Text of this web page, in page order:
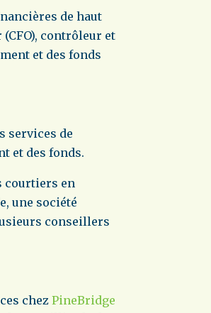
de haut
contrôleur et
et des fonds
services de
et des fonds.
courtiers en
une société
conseillers
chez PineBridge